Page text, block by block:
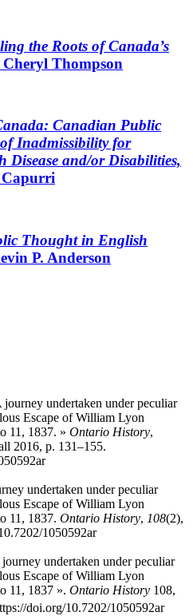
the Roots of Canada’s
Thompson
Canadian Public
Inadmissibility for
Disease and/or Disabilities,
Capurri
Thought in English
P. Anderson
undertaken under peculiar
Escape of William Lyon
11, 1837. » Ontario History,
2016, p. 131–155.
undertaken under peculiar
Escape of William Lyon
11, 1837. Ontario History, 108(2),
1050592ar
undertaken under peculiar
Escape of William Lyon
11, 1837 ». Ontario History 108,
doi.org/10.7202/1050592ar